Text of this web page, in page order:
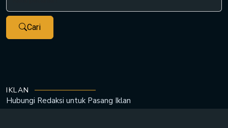
Cari
IKLAN
Hubungi Redaksi untuk Pasang Iklan